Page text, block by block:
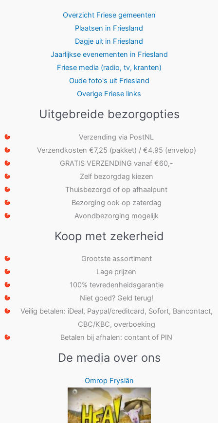
Overzicht Friese gemeenten
Plaatsen in Friesland
Dagje uit in Friesland
Jaarlijkse evenementen in Friesland
Friese media (radio, tv, kranten)
Oude foto's uit Friesland
Overige Friese links
Uitgebreide bezorgopties
Verzending via PostNL
Verzendkosten €7,25 (pakket) / €4,95 (envelop)
GRATIS VERZENDING vanaf €60,-
Zelf bezorgdag kiezen
Thuisbezorgd of op afhaalpunt
Bezorging ook op zaterdag
Avondbezorging mogelijk
Koop met zekerheid
Grootste assortiment
Lage prijzen
100% tevredenheidsgarantie
Niet goed? Geld terug!
Veilig betalen: iDeal, Paypal/creditcard, Sofort, Bancontact,
CBC/KBC, overboeking
Betalen bij afhalen: contant of PIN
De media over ons
Omrop Fryslân